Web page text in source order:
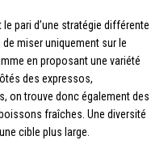
le pari d’une stratégie différente
miser uniquement sur le
en proposant une variété
des expressos,
on trouve donc également des
fraîches. Une diversité
cible plus large.